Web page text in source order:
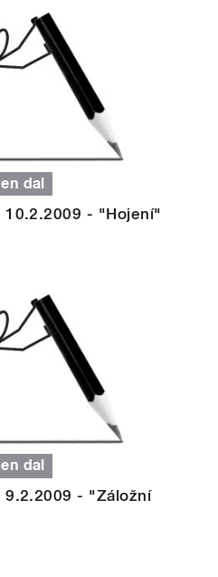
dal
10.2.2009 - "Hojení"
dal
9.2.2009 - "Záložní